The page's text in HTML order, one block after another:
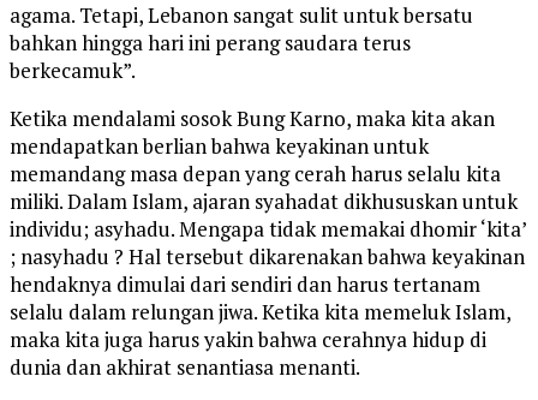
agama. Tetapi, Lebanon sangat sulit untuk bersatu
bahkan hingga hari ini perang saudara terus
berkecamuk”.
Ketika mendalami sosok Bung Karno, maka kita akan
mendapatkan berlian bahwa keyakinan untuk
memandang masa depan yang cerah harus selalu kita
miliki. Dalam Islam, ajaran syahadat dikhususkan untuk
individu; asyhadu. Mengapa tidak memakai dhomir ‘kita’
; nasyhadu ? Hal tersebut dikarenakan bahwa keyakinan
hendaknya dimulai dari sendiri dan harus tertanam
selalu dalam relungan jiwa. Ketika kita memeluk Islam,
maka kita juga harus yakin bahwa cerahnya hidup di
dunia dan akhirat senantiasa menanti.